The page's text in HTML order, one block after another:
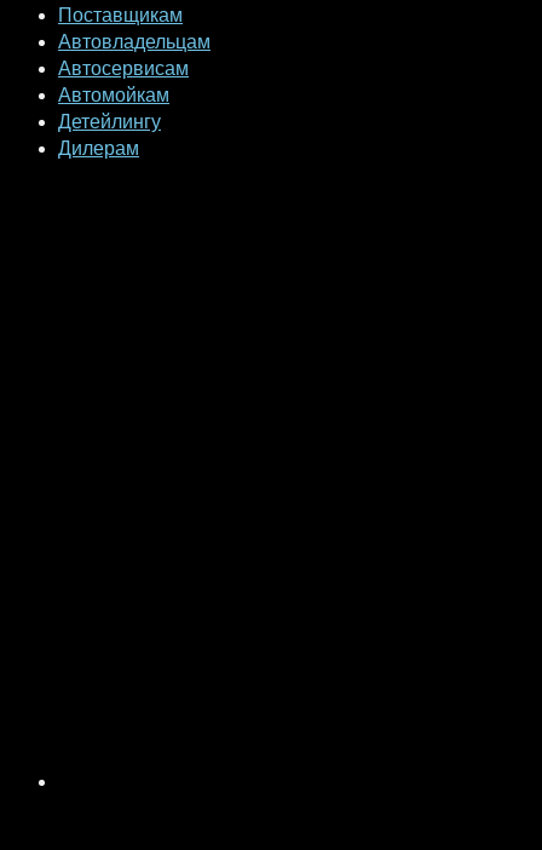
Поставщикам
Автовладельцам
Автосервисам
Автомойкам
Детейлингу
Дилерам